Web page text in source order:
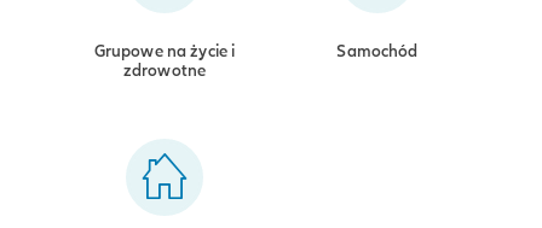
Grupowe na życie i
zdrowotne
Samochód